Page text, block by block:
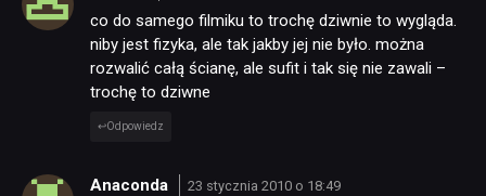
co do samego filmiku to trochę dziwnie to wygląda.
niby jest fizyka, ale tak jakby jej nie było. można
rozwalić całą ścianę, ale sufit i tak się nie zawali –
trochę to dziwne
Odpowiedz
Anaconda 23 stycznia 2010 o 18:49